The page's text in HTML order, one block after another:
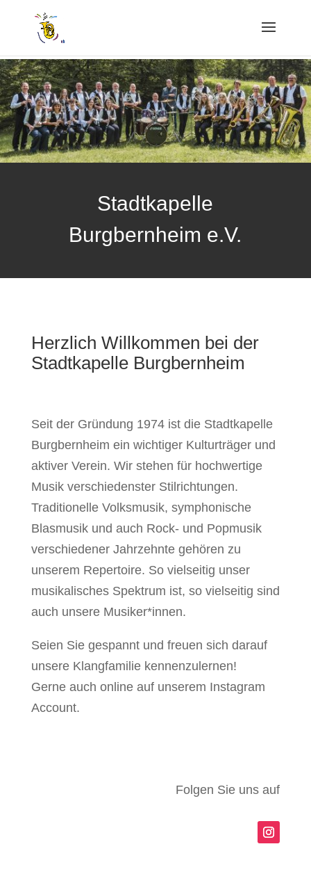
Stadtkapelle
Burgbernheim e.V.
Herzlich Willkommen bei der
Stadtkapelle Burgbernheim
Seit der Gründung 1974 ist die Stadtkapelle
Burgbernheim ein wichtiger Kulturträger und
aktiver Verein. Wir stehen für hochwertige
Musik verschiedenster Stilrichtungen.
Traditionelle Volksmusik, symphonische
Blasmusik und auch Rock- und Popmusik
verschiedener Jahrzehnte gehören zu
unserem Repertoire. So vielseitig unser
musikalisches Spektrum ist, so vielseitig sind
auch unsere Musiker*innen.
Seien Sie gespannt und freuen sich darauf
unsere Klangfamilie kennenzulernen!
Gerne auch online auf unserem Instagram
Account.
Folgen Sie uns auf